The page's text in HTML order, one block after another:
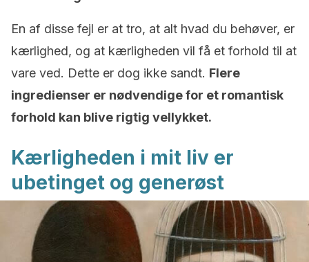
En af disse fejl er at tro, at alt hvad du behøver, er
kærlighed, og at kærligheden vil få et forhold til at
vare ved. Dette er dog ikke sandt. Flere
ingredienser er nødvendige for et romantisk
forhold kan blive rigtig vellykket.
Kærligheden i mit liv er
ubetinget og generøst